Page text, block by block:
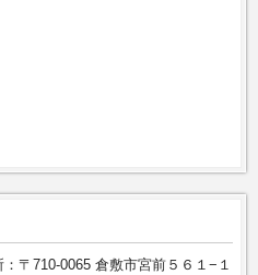
〒710-0065 倉敷市宮前５６１−１